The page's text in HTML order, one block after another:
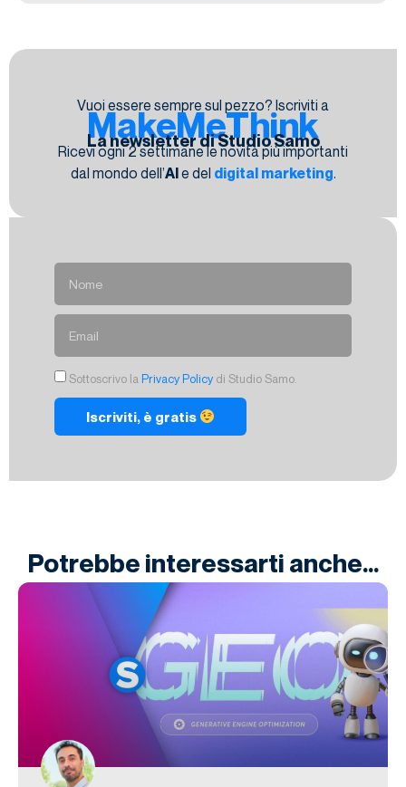
Vuoi essere sempre sul pezzo? Iscriviti a
MakeMeThink
La newsletter di Studio Samo
Ricevi ogni 2 settimane le novità più importanti
dal mondo dell’AIe del digital marketing.
Sottoscrivo la Privacy Policy di Studio Samo.
Iscriviti, è gratis
Potrebbe interessarti anche...